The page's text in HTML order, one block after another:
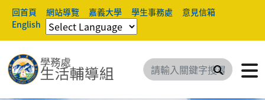
回首頁 網站導覽 嘉義大學 學生事務處
意見信箱
English
搜尋